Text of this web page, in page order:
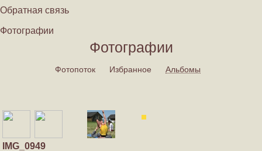
Обратная связь
Фотографии
Фотографии
Фотопоток Избранное Альбомы
IMG_0949